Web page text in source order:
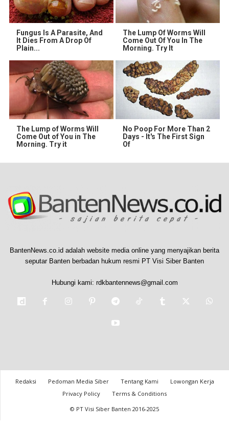
Fungus Is A Parasite, And
It Dies From A Drop Of
Plain...
The Lump Of Worms Will
Come Out Of You In The
Morning. Try It
The Lump of Worms Will
Come Out of You in The
Morning. Try it
No Poop For More Than 2
Days - It's The First Sign
Of
BantenNews.co.id adalah website media online yang menyajikan berita
seputar Banten berbadan hukum resmi PT Visi Siber Banten
Hubungi kami: rdkbantennews@gmail.com
Redaksi Pedoman Media Siber Tentang Kami
Lowongan Kerja
Privacy Policy
Terms & Conditions
© PT Visi Siber Banten 2016-2025